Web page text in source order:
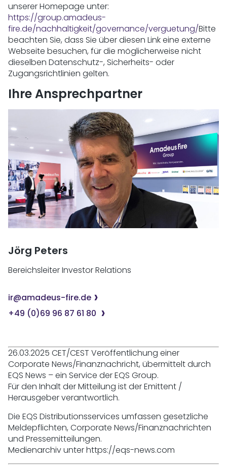
unserer Homepage unter:
https://group.amadeus-
fire.de/nachhaltigkeit/governance/verguetung/Bitte
beachten Sie, dass Sie über diesen Link eine externe
Webseite besuchen, für die möglicherweise nicht
dieselben Datenschutz-, Sicherheits- oder
Zugangsrichtlinien gelten.
Ihre Ansprechpartner
Jörg Peters
Bereichsleiter Investor Relations
ir@amadeus-fire.de
+49 (0)69 96 87 61 80
26.03.2025 CET/CEST Veröffentlichung einer
Corporate News/Finanznachricht, übermittelt durch
EQS News – ein Service der EQS Group.
Für den Inhalt der Mitteilung ist der Emittent /
Herausgeber verantwortlich.
Die EQS Distributionsservices umfassen gesetzliche
Meldepflichten, Corporate News/Finanznachrichten
und Pressemitteilungen.
Medienarchiv unter https://eqs-news.com